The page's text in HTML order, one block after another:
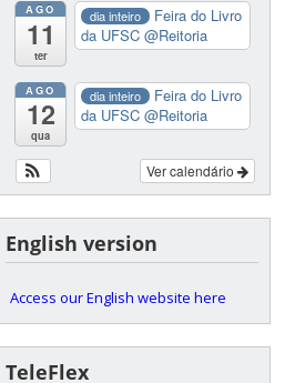
AGO
11
ter
dia inteiro
Feira do Livro
da UFSC@Reitoria
AGO
12
qua
dia inteiro
Feira do Livro
da UFSC@Reitoria
Ver calendário
English version
Access our English website here
TeleFlex